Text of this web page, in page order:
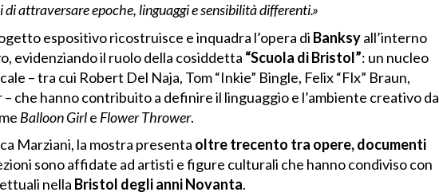
attraversare epoche, linguaggi e sensibilità differenti.»
espositivo ricostruisce e inquadra l’opera di Banksyall’interno
evidenziando il ruolo della cosiddetta “Scuola di Bristol”: un nucleo
– tra cui Robert Del Naja, Tom “Inkie” Bingle, Felix “Flx” Braun,
– che hanno contribuito a definire il linguaggio e l’ambiente creativo da
Balloon Girle Flower Thrower.
Marziani, la mostra presenta oltre trecento tra opere, documenti
sono affidate ad artisti e figure culturali che hanno condiviso con
nella Bristol degli anni Novanta.